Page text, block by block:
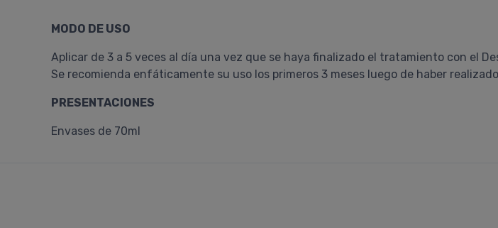
MODO DE USO
Aplicar de 3 a 5 veces al día una vez que se haya finalizado el tratamiento con el
Se recomienda enfáticamente su uso los primeros 3 meses luego de haber
PRESENTACIONES
Envases de 70ml